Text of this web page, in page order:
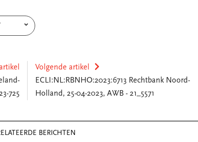
725
Volgende artikel
ECLI:NL:RBNHO:2023:6713 Rechtbank Noord-
Holland, 25-04-2023, AWB - 21_5571
BERICHTEN